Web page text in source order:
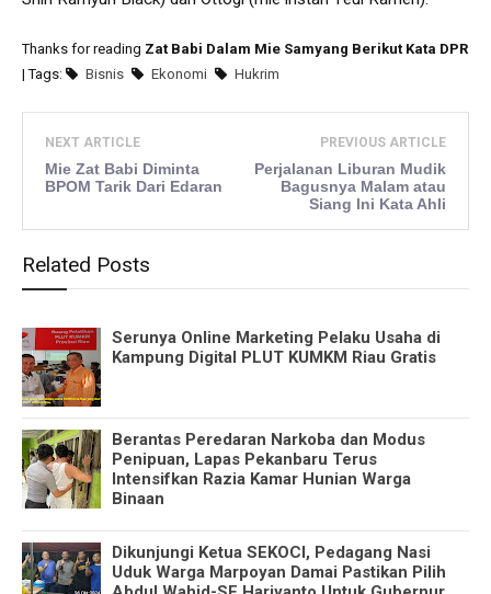
Thanks for reading Zat Babi Dalam Mie Samyang Berikut Kata DPR
| Tags:
Bisnis Ekonomi Hukrim
NEXT ARTICLE
Mie Zat Babi Diminta
BPOM Tarik Dari Edaran
PREVIOUS ARTICLE
Perjalanan Liburan Mudik
Bagusnya Malam atau
Siang Ini Kata Ahli
Related Posts
Serunya Online Marketing Pelaku Usaha di
Kampung Digital PLUT KUMKM Riau Gratis
Berantas Peredaran Narkoba dan Modus
Penipuan, Lapas Pekanbaru Terus
Intensifkan Razia Kamar Hunian Warga
Binaan
Dikunjungi Ketua SEKOCI, Pedagang Nasi
Uduk Warga Marpoyan Damai Pastikan Pilih